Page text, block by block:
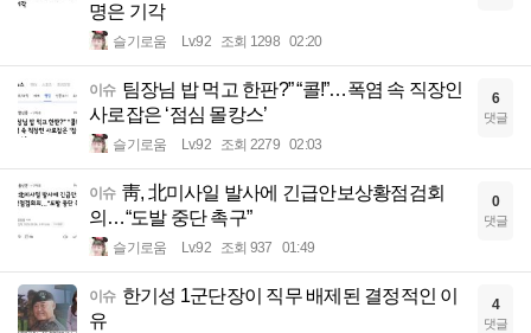
명은 기각
슬기로움 Lv.92 조회 1298 02:20
이슈 팀장님 밥 먹고 한판?” “콜!”…폭염 속 직장인
사로잡은 ‘점심 몰캉스’
슬기로움 Lv.92 조회 2279 02:03
6
댓글
이슈 靑, 北미사일 발사에 긴급안보상황점검회
의…“도발 중단 촉구”
슬기로움 Lv.92 조회 937 01:49
0
댓글
이슈 한기성 1군단장이 직무 배제된 결정적인 이
유
4
댓글